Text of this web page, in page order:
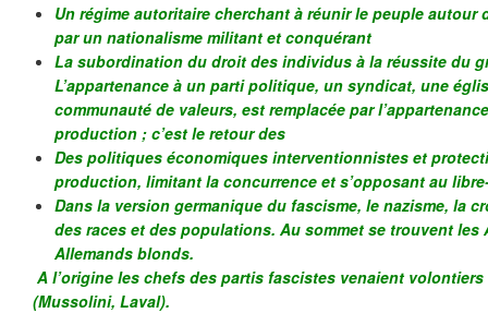
Un régime autoritaire cherchant à réunir le peuple autour
par un nationalisme militant et conquérant
La subordination du droit des individus à la réussite du
L’appartenance à un parti politique, un syndicat, une
communauté de valeurs, est remplacée par
production ; c’est le retour des
Des politiques économiques interventionnistes et
production, limitant la concurrence et s’opposant au
Dans la version germanique du fascisme, le nazisme, la
des races et des populations. Au sommet se trouvent les
Allemands blonds.
A l’origine les chefs des partis fascistes venaient
(Mussolini, Laval).